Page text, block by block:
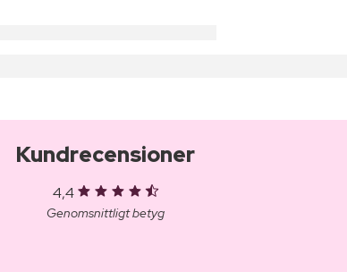
Kundrecensioner
4,4
Genomsnittligt betyg